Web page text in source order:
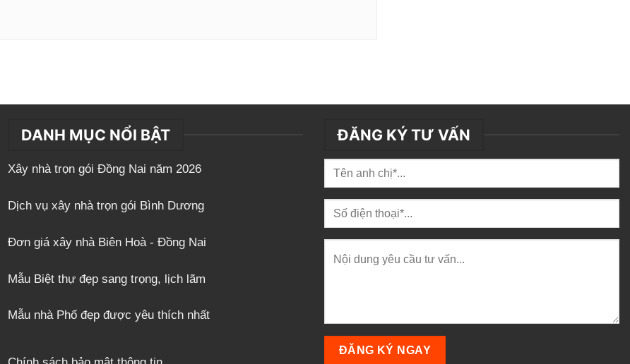
DANH MỤC NỔI BẬT
Xây nhà trọn gói Đồng Nai năm 2026
Dịch vụ xây nhà trọn gói Bình Dương
Đơn giá xây nhà Biên Hoà - Đồng Nai
Mẫu Biệt thự đẹp sang trọng, lịch lãm
Mẫu nhà Phố đẹp được yêu thích nhất
ĐĂNG KÝ TƯ VẤN